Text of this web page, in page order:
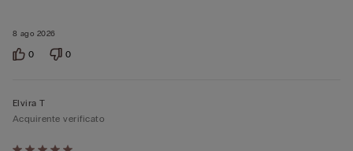
8 ago 2026
0 0
Elvira T
Acquirente verificato